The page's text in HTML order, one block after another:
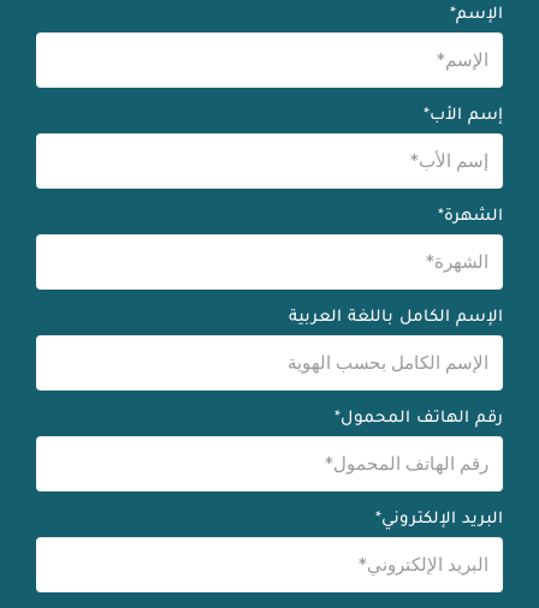
إسم الأب*
الإسم*
الإسم الكامل باللغة العربية
الشهرة*
البريد الإلكتروني*
رقم الهاتف المحمول*